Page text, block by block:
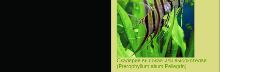
Скалярия высокая или высокотелая
(Pterophyllum altum Pellegrin)